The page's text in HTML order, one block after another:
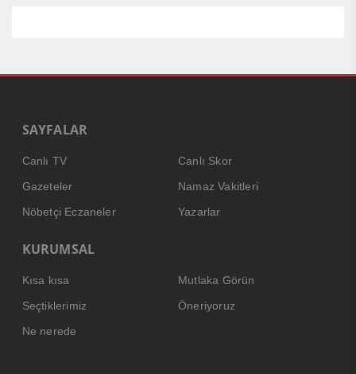
SAYFALAR
Canlı TV
Canlı Skor
Gazeteler
Namaz Vakitleri
Nöbetçi Eczaneler
Yazarlar
KURUMSAL
Kısa kısa
Mutlaka Görün
Seçtiklerimiz
Öneriyoruz
Ne nerede